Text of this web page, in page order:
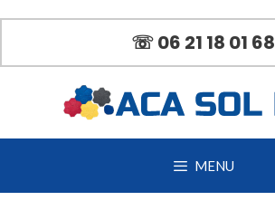
contenu
☏ 06 21 18 01 68
MENU